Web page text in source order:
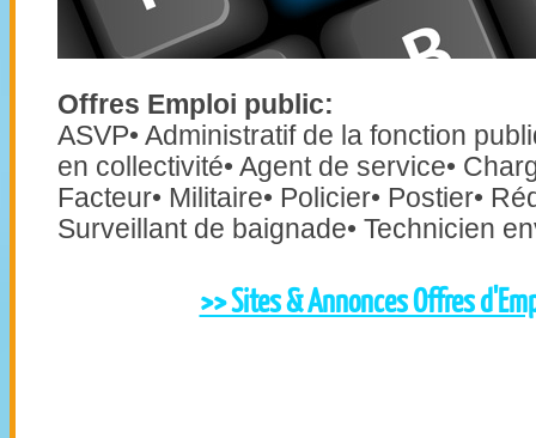
Offres Emploi public:
ASVP• Administratif de la fonction
en collectivité• Agent de service•
Facteur• Militaire• Policier• Postier•
Surveillant de baignade• Technicien
>> Sites & Annonces Offres